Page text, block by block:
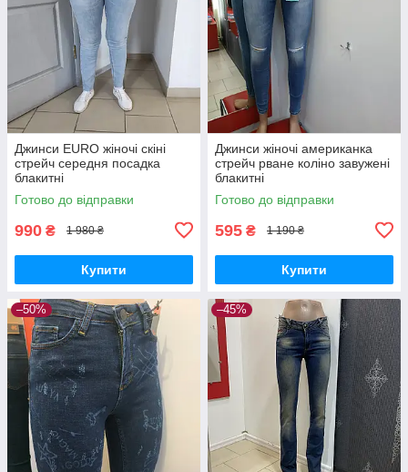
Джинси EURO жіночі скіні
стрейч середня посадка
блакитні
Готово до відправки
990 ₴ 1 980 ₴
Купити
Джинси жіночі американка
стрейч рване коліно завужені
блакитні
Готово до відправки
595 ₴ 1 190 ₴
Купити
–50% –45%